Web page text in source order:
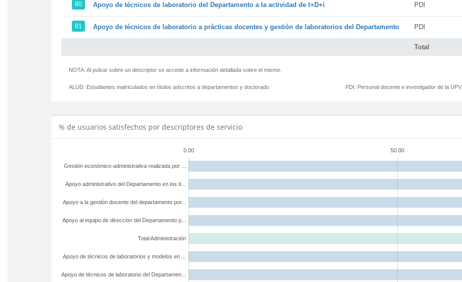
Total
80 Apoyo de técnicos de laboratorio del Departamento a la actividad de I+D+i PDI
81 Apoyo de técnicos de laboratorio a prácticas docentes y gestión de laboratorios del Departamento PDI
NOTA: Al pulsar sobre un descriptor se accede a información detallada sobre el mismo.
ALUD: Estudiantes matriculados en títulos adscritos a departamentos y doctorado PDI: Personal docente e investigador de la UPV
% de usuarios satisfechos por descriptores de servicio
0.00 50.00
Apoyo de técnicos de laboratorio del Departamen...
Apoyo de técnicos de laboratorios y modelos en ...
Total Administración
Apoyo al equipo de dirección del Departamento p...
Apoyo a la gestión docente del departamento por...
Apoyo administrativo del Departamento en los tí...
Gestión económico-administrativa realizada por ...